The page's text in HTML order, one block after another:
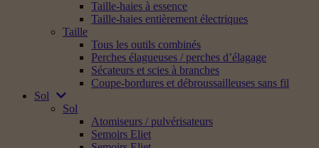
Taille-haies à essence
Taille-haies entièrement électriques
Taille
Tous les outils combinés
Perches élagueuses / perches d’élagage
Sécateurs et scies à branches
Coupe-bordures et débroussailleuses sans fil
Sol
Sol
Atomiseurs / pulvérisateurs
Semoirs Eliet